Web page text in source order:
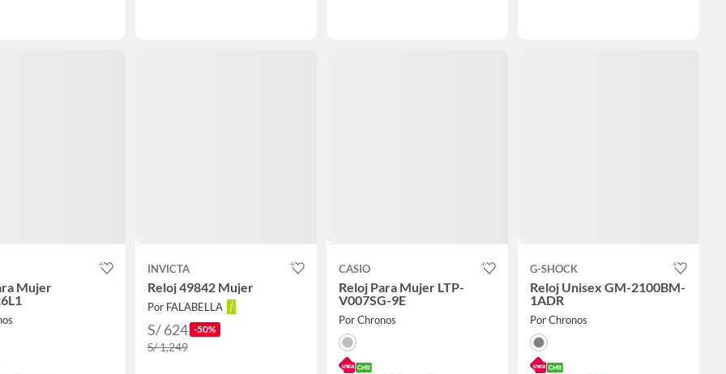
Mujer
INVICTA
Reloj 49842 Mujer
Por FALABELLA
S/ 624 -50%
S/ 1,249
CASIO
Reloj Para Mujer LTP-
V007SG-9E
Por Chronos
G-SHOCK
Reloj Unisex GM-2100BM-
1ADR
Por Chronos